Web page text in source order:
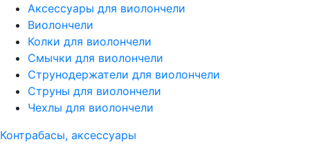
Аксессуары для виолончели
Виолончели
Колки для виолончели
Смычки для виолончели
Струнодержатели для виолончели
Струны для виолончели
Чехлы для виолончели
Контрабасы, аксессуары